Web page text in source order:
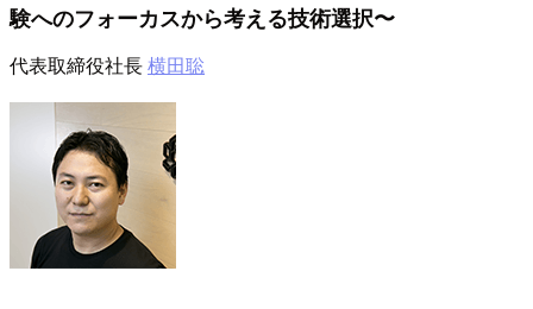
験へのフォーカスから考える技術選択〜
代表取締役社長横田聡